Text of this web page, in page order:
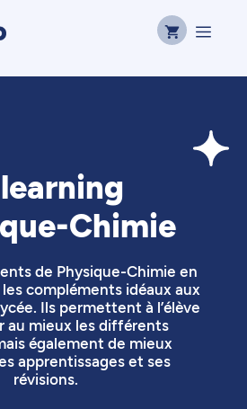
Chimie
de Physique-Chimie en
compléments idéaux aux
Ils permettent à l’élève
au mieux les différents
également de mieux
apprentissages et ses
révisions.